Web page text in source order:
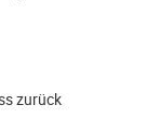
zurück